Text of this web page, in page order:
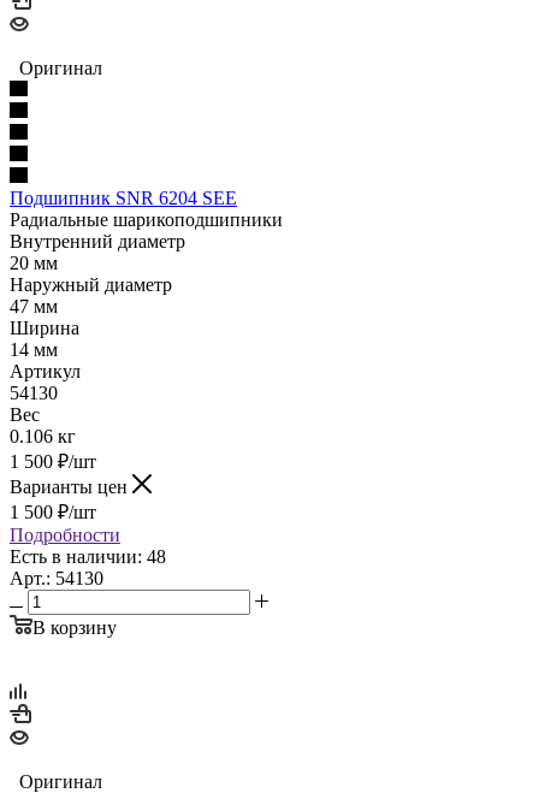
Оригинал
Подшипник SNR 6204 SEE
Радиальные шарикоподшипники
Внутренний диаметр
20 мм
Наружный диаметр
47 мм
Ширина
14 мм
Артикул
54130
Вес
0.106 кг
1 500 ₽/шт
Варианты цен
1 500 ₽/шт
Подробности
Есть в наличии: 48
Арт.: 54130
В корзину
Оригинал